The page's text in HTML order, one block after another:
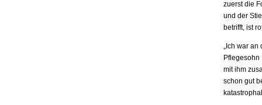
zuerst die
und der
betrifft, ist
„Ich war
Pflegesohn
mit ihm
schon gut